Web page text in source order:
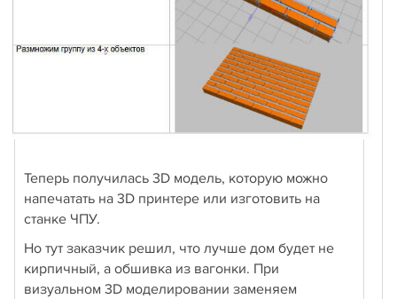
Теперь получилась 3D модель, которую можно
напечатать на 3D принтере или изготовить на
станке ЧПУ.
Но тут заказчик решил, что лучше дом будет не
кирпичный, а обшивка из вагонки. При
визуальном 3D моделировании заменяем